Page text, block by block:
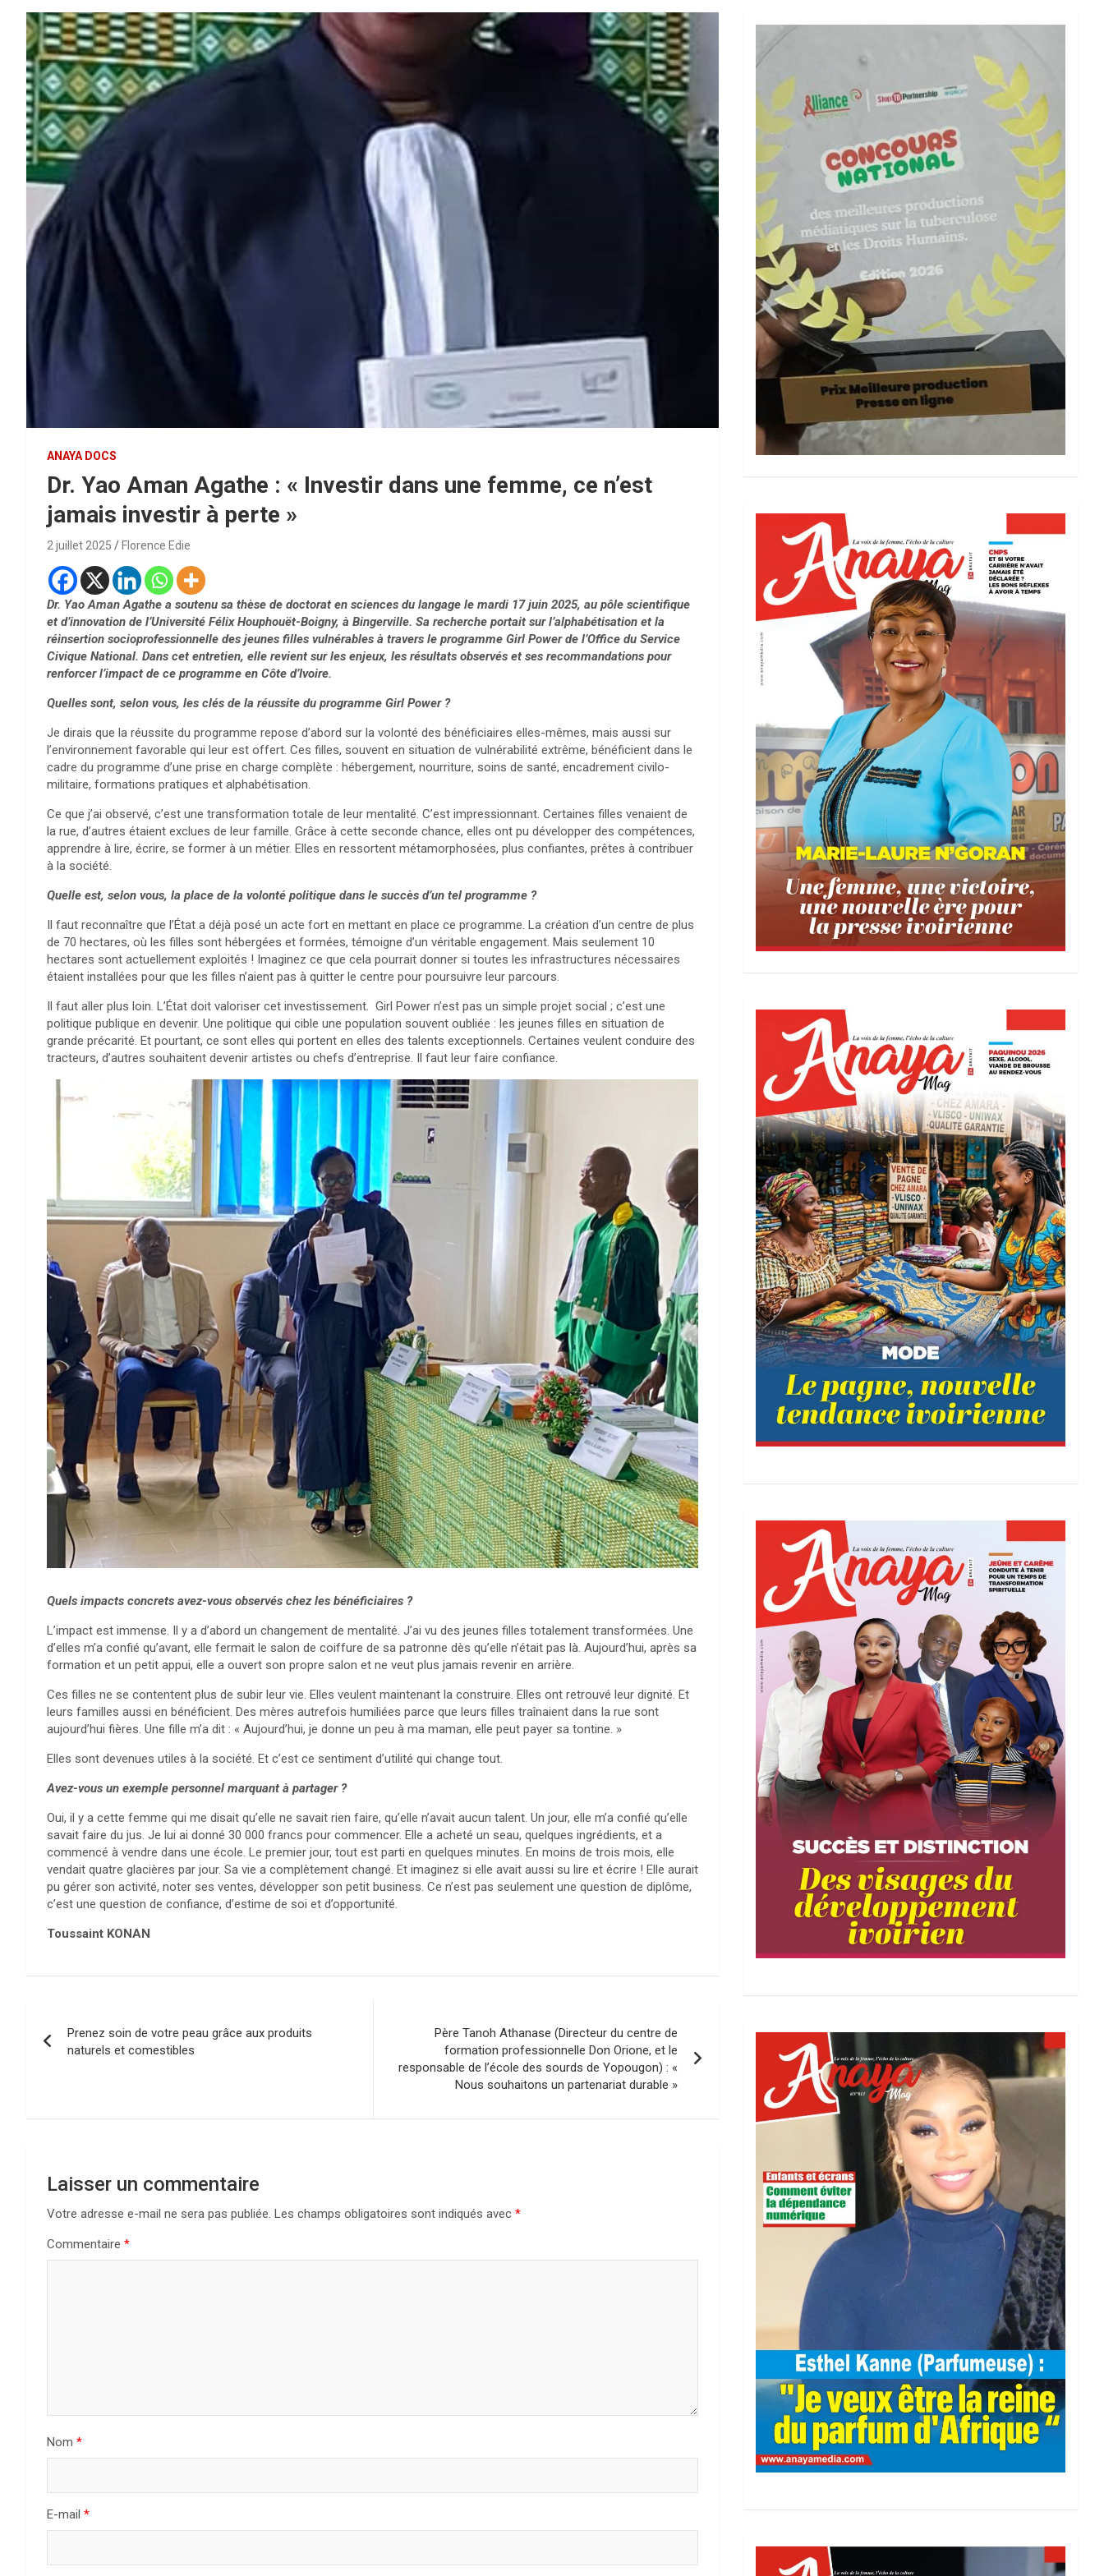
ANAYA DOCS
Dr. Yao Aman Agathe : « Investir dans une femme, ce n’est
jamais investir à perte »
2 juillet 2025 Florence Edie
Dr. Yao Aman Agathe a soutenu sa thèse de doctorat en sciences du langage le mardi 17 juin 2025, au pôle scientifique
et d’innovation de l’Université Félix Houphouët-Boigny, à Bingerville. Sa recherche portait sur l’alphabétisation et la
réinsertion socioprofessionnelle des jeunes filles vulnérables à travers le programme Girl Power de l’Office du Service
Civique National. Dans cet entretien, elle revient sur les enjeux, les résultats observés et ses recommandations pour
renforcer l’impact de ce programme en Côte d’Ivoire.
Quelles sont, selon vous, les clés de la réussite du programme Girl Power ?
Je dirais que la réussite du programme repose d’abord sur la volonté des bénéficiaires elles-mêmes, mais aussi sur
l’environnement favorable qui leur est offert. Ces filles, souvent en situation de vulnérabilité extrême, bénéficient dans le
cadre du programme d’une prise en charge complète : hébergement, nourriture, soins de santé, encadrement civilo-
militaire, formations pratiques et alphabétisation.
Ce que j’ai observé, c’est une transformation totale de leur mentalité. C’est impressionnant. Certaines filles venaient de
la rue, d’autres étaient exclues de leur famille. Grâce à cette seconde chance, elles ont pu développer des compétences,
apprendre à lire, écrire, se former à un métier. Elles en ressortent métamorphosées, plus confiantes, prêtes à contribuer
à la société.
Quelle est, selon vous, la place de la volonté politique dans le succès d’un tel programme ?
Il faut reconnaître que l’État a déjà posé un acte fort en mettant en place ce programme. La création d’un centre de plus
de 70 hectares, où les filles sont hébergées et formées, témoigne d’un véritable engagement. Mais seulement 10
hectares sont actuellement exploités ! Imaginez ce que cela pourrait donner si toutes les infrastructures nécessaires
étaient installées pour que les filles n’aient pas à quitter le centre pour poursuivre leur parcours.
Il faut aller plus loin. L’État doit valoriser cet investissement. Girl Power n’est pas un simple projet social ; c’est une
politique publique en devenir. Une politique qui cible une population souvent oubliée : les jeunes filles en situation de
grande précarité. Et pourtant, ce sont elles qui portent en elles des talents exceptionnels. Certaines veulent conduire des
tracteurs, d’autres souhaitent devenir artistes ou chefs d’entreprise. Il faut leur faire confiance.
Quels impacts concrets avez-vous observés chez les bénéficiaires ?
L’impact est immense. Il y a d’abord un changement de mentalité. J’ai vu des jeunes filles totalement transformées. Une
d’elles m’a confié qu’avant, elle fermait le salon de coiffure de sa patronne dès qu’elle n’était pas là. Aujourd’hui, après sa
formation et un petit appui, elle a ouvert son propre salon et ne veut plus jamais revenir en arrière.
Ces filles ne se contentent plus de subir leur vie. Elles veulent maintenant la construire. Elles ont retrouvé leur dignité. Et
leurs familles aussi en bénéficient. Des mères autrefois humiliées parce que leurs filles traînaient dans la rue sont
aujourd’hui fières. Une fille m’a dit : « Aujourd’hui, je donne un peu à ma maman, elle peut payer sa tontine. »
Elles sont devenues utiles à la société. Et c’est ce sentiment d’utilité qui change tout.
Avez-vous un exemple personnel marquant à partager ?
Oui, il y a cette femme qui me disait qu’elle ne savait rien faire, qu’elle n’avait aucun talent. Un jour, elle m’a confié qu’elle
savait faire du jus. Je lui ai donné 30 000 francs pour commencer. Elle a acheté un seau, quelques ingrédients, et a
commencé à vendre dans une école. Le premier jour, tout est parti en quelques minutes. En moins de trois mois, elle
vendait quatre glacières par jour. Sa vie a complètement changé. Et imaginez si elle avait aussi su lire et écrire ! Elle aurait
pu gérer son activité, noter ses ventes, développer son petit business. Ce n’est pas seulement une question de diplôme,
c’est une question de confiance, d’estime de soi et d’opportunité.
Toussaint KONAN
de
Prenez soin de votre peau grâce aux produits
naturels et comestibles
Père Tanoh Athanase (Directeur du centre de
formation professionnelle Don Orione, et le
responsable de l’école des sourds de Yopougon) : «
Nous souhaitons un partenariat durable »
Laisser un commentaire
Votre adresse e-mail ne sera pas publiée. Les champs obligatoires sont indiqués avec *
Commentaire *
Nom *
E-mail *